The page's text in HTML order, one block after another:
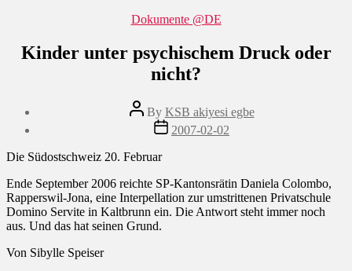
Categories
Dokumente @DE
Kinder unter psychischem Druck oder
nicht?
Post
author
By KSB akiyesi egbe
Post
date
2007-02-02
Die Südostschweiz 20. Februar
Ende September 2006 reichte SP-Kantonsrätin Daniela Colombo,
Rapperswil-Jona, eine Interpellation zur umstrittenen Privatschule
Domino Servite in Kaltbrunn ein. Die Antwort steht immer noch
aus. Und das hat seinen Grund.
Von Sibylle Speiser